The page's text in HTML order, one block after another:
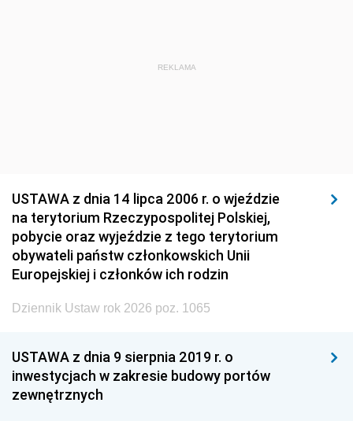
REKLAMA
USTAWA z dnia 14 lipca 2006 r. o wjeździe
na terytorium Rzeczypospolitej Polskiej,
pobycie oraz wyjeździe z tego terytorium
obywateli państw członkowskich Unii
Europejskiej i członków ich rodzin
Dziennik Ustaw rok 2026 poz. 1065
USTAWA z dnia 9 sierpnia 2019 r. o
inwestycjach w zakresie budowy portów
zewnętrznych